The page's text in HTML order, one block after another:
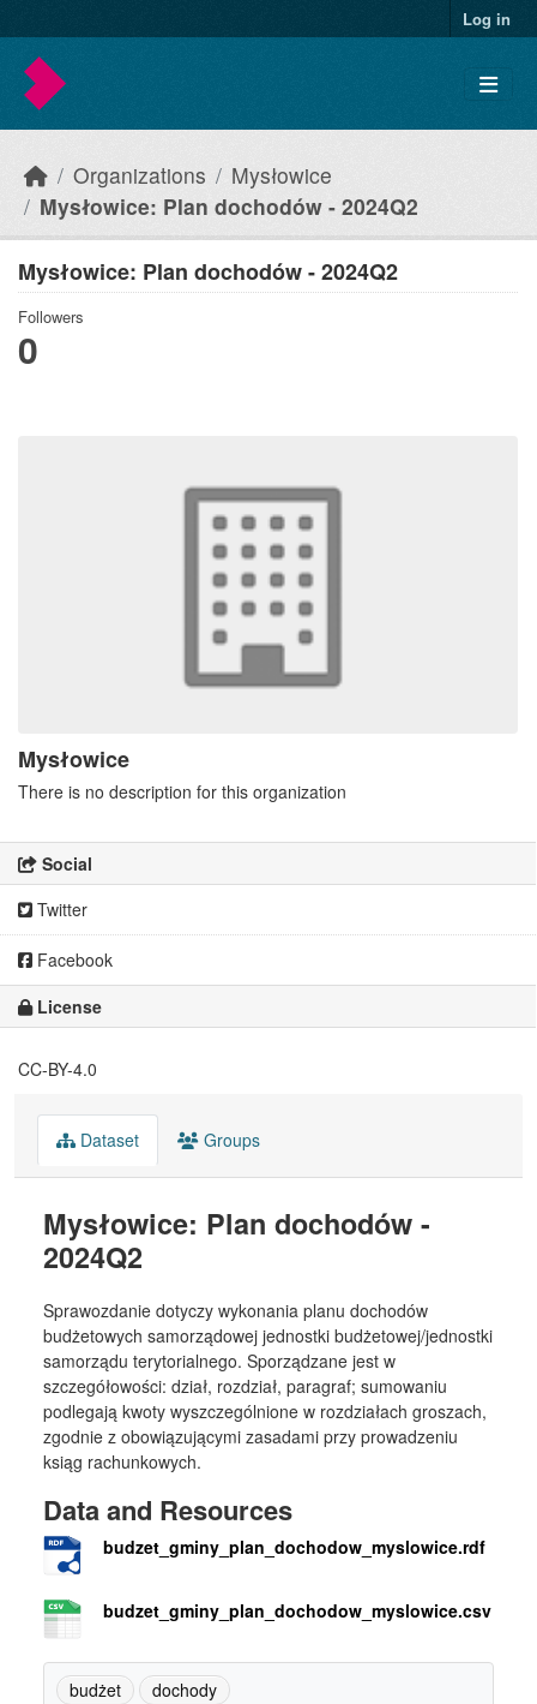
Log in
Organizations
Mysłowice
Mysłowice: Plan dochodów - 2024Q2
Mysłowice: Plan dochodów - 2024Q2
Followers
0
Mysłowice
There is no description for this organization
Social
Twitter
Facebook
License
CC-BY-4.0
Dataset Groups
Mysłowice: Plan dochodów -
2024Q2
Sprawozdanie dotyczy wykonania planu dochodów
budżetowych samorządowej jednostki budżetowej/jednostki
samorządu terytorialnego. Sporządzane jest w
szczegółowości: dział, rozdział, paragraf; sumowaniu
podlegają kwoty wyszczególnione w rozdziałach groszach,
zgodnie z obowiązującymi zasadami przy prowadzeniu
ksiąg rachunkowych.
Data and Resources
budzet_gminy_plan_dochodow_myslowice.rdf
budzet_gminy_plan_dochodow_myslowice.csv
budżet dochody